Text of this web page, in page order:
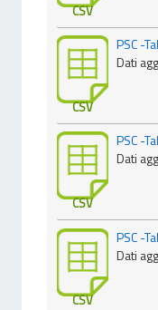
CSV
CSV
PSC -
Dati
CSV
PSC -
Dati
CSV
PSC -
Dati